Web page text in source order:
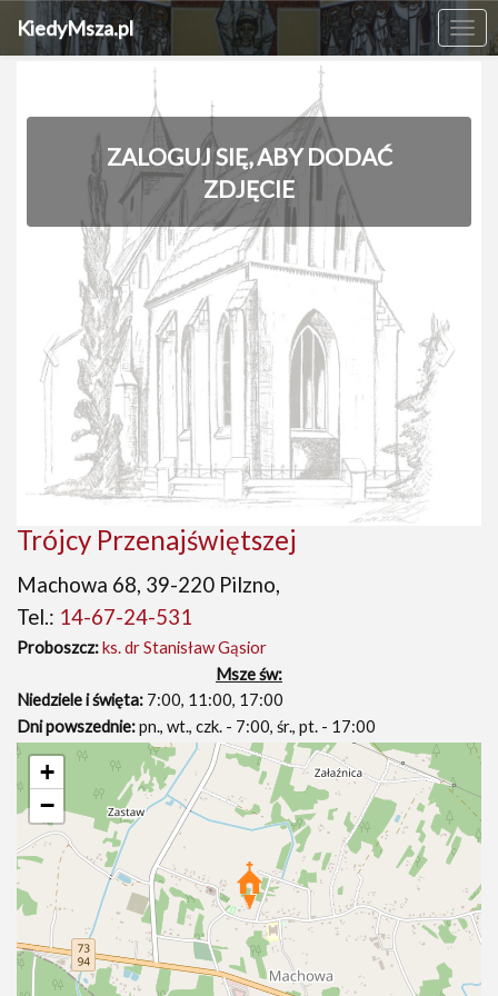
KiedyMsza.pl
ZALOGUJ SIĘ, ABY DODAĆ
ZDJĘCIE
‹ ›
Trójcy Przenajświętszej
Machowa 68, 39-220 Pilzno,
Tel.: 14-67-24-531
Proboszcz:ks. dr Stanisław Gąsior
Msze św:
Niedziele i święta: 7:00, 11:00, 17:00
Dni powszednie:pn., wt., czk. - 7:00, śr., pt. - 17:00
+
−